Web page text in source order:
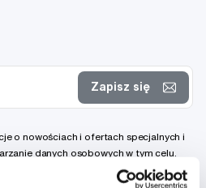
Zapisz się
o nowościach i ofertach specjalnych i
danych osobowychw tym celu.